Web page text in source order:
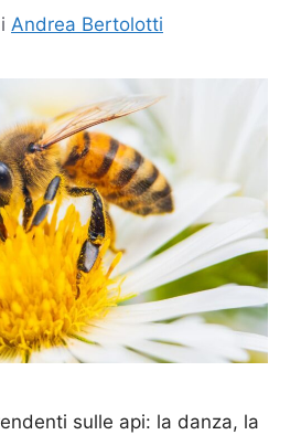
Andrea Bertolotti
sulle api: la danza, la